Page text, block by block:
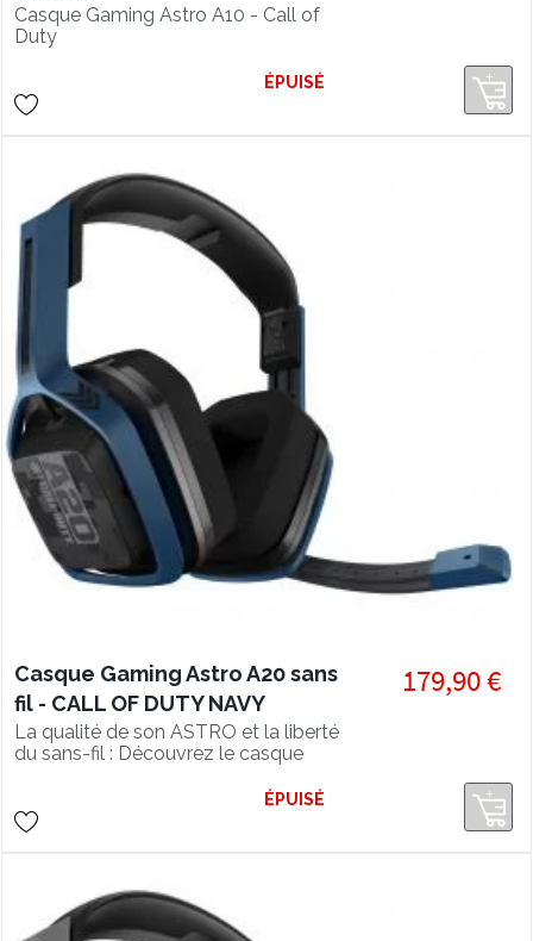
Casque Gaming Astro A10 - Call of
Duty
ÉPUISÉ
Casque Gaming Astro A20 sans
fil - CALL OF DUTY NAVY
La qualité de son ASTRO et la liberté
du sans-fil : Découvrez le casque
179,90 €
ÉPUISÉ